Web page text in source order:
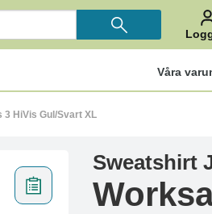
Våra
HiVis Gul/Svart XL
Sweatshirt